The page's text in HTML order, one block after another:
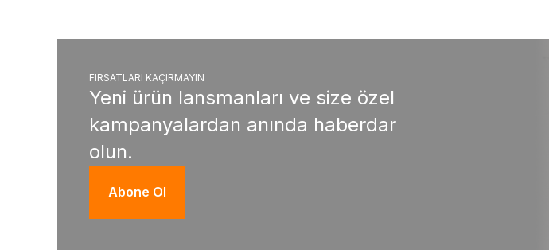
FIRSATLARI KAÇIRMAYIN
Yeni ürün lansmanları ve size özel
kampanyalardan anında haberdar
olun.
Abone Ol